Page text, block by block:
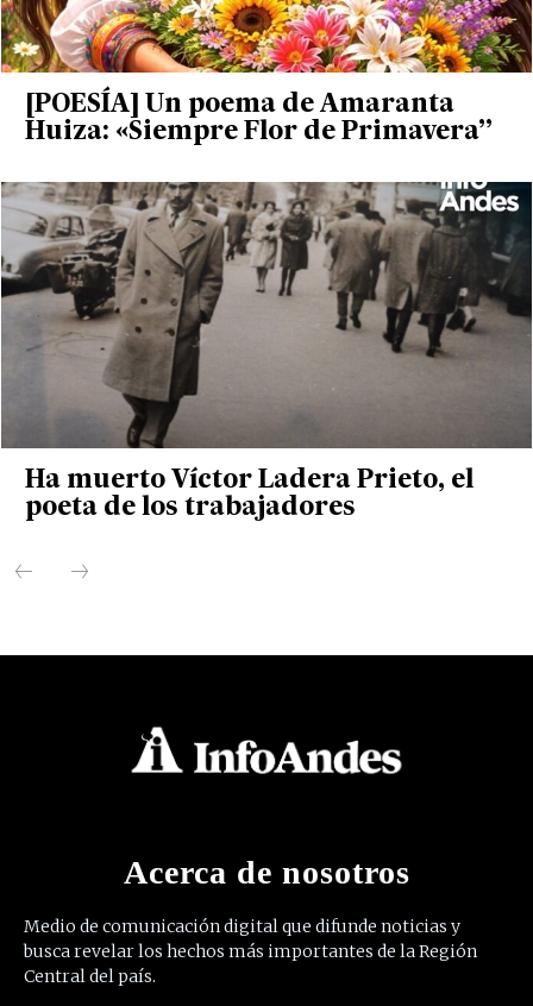
[POESÍA] Un poema de Amaranta
Huiza: «Siempre Flor de Primavera”
Ha muerto Víctor Ladera Prieto, el
poeta de los trabajadores
Acerca de nosotros
Medio de comunicación digital que difunde noticias y
busca revelar los hechos más importantes de la Región
Central del país.